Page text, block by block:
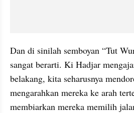
Dan di sinilah semboyan “Tut
sangat berarti. Ki Hadjar
belakang, kita seharusnya
mengarahkan mereka ke arah
membiarkan mereka memilih